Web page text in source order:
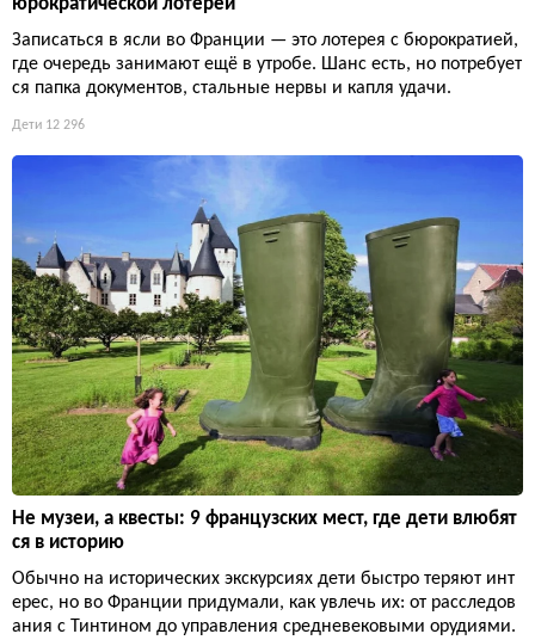
юрократической лотереи
Записаться в ясли во Франции — это лотерея с бюрократией,
где очередь занимают ещё в утробе. Шанс есть, но потребует
ся папка документов, стальные нервы и капля удачи.
Дети 12 296
Не музеи, а квесты: 9 французских мест, где дети влюбят
ся в историю
Обычно на исторических экскурсиях дети быстро теряют инт
ерес, но во Франции придумали, как увлечь их: от расследов
ания с Тинтином до управления средневековыми орудиями.